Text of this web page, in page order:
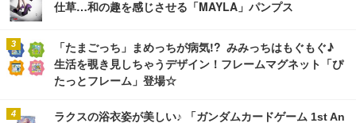
仕草…和の趣を感じさせる「MAYLA」パンプス
「たまごっち」まめっちが病気!? みみっちはもぐもぐ♪
生活を覗き見しちゃうデザイン！フレームマグネット「ぴ
たっとフレーム」登場☆
ラクスの浴衣姿が美しい♪ 「ガンダムカードゲーム 1st An